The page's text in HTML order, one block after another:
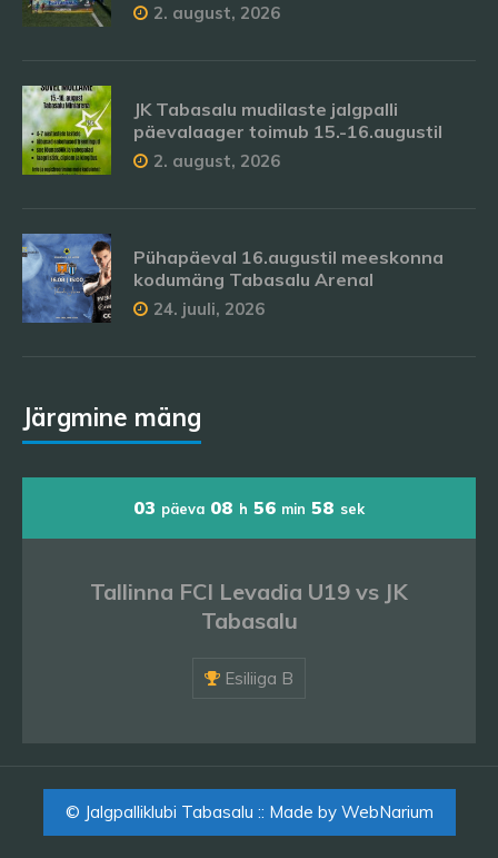
2. august, 2026
JK Tabasalu mudilaste jalgpalli
päevalaager toimub 15.-16.augustil
2. august, 2026
Pühapäeval 16.augustil meeskonna
kodumäng Tabasalu Arenal
24. juuli, 2026
Järgmine mäng
03 päeva 08 h 56 min 57 sek
Tallinna FCI Levadia U19 vs JK
Tabasalu
Esiliiga B
© Jalgpalliklubi Tabasalu :: Made by WebNarium